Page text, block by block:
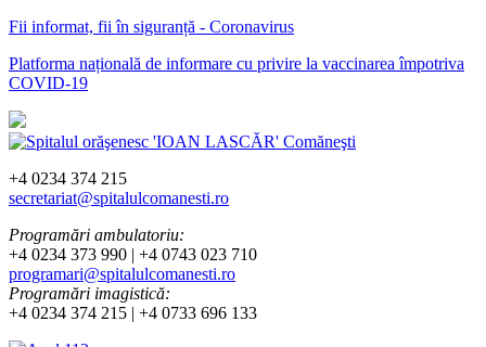
Fii informat, fii în siguranță - Coronavirus
Platforma națională de informare cu privire la vaccinarea împotriva
COVID-19
+4 0234 374 215
secretariat@spitalulcomanesti.ro
Programări ambulatoriu:
+4 0234 373 990 | +4 0743 023 710
programari@spitalulcomanesti.ro
Programări imagistică:
+4 0234 374 215 | +4 0733 696 133